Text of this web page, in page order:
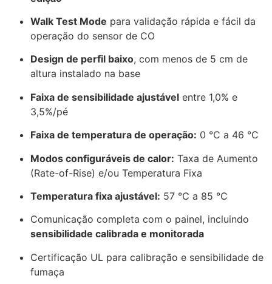
Walk Test Mode para validação rápida e fácil da
operação do sensor de CO
Design de perfil baixo, com menos de 5 cm de
altura instalado na base
Faixa de sensibilidade ajustável entre 1,0% e
3,5%/pé
Faixa de temperatura de operação: 0 °C a 46 °C
Modos configuráveis de calor: Taxa de Aumento
(Rate-of-Rise) e/ou Temperatura Fixa
Temperatura fixa ajustável: 57 °C a 85 °C
Comunicação completa com o painel, incluindo
sensibilidade calibrada e monitorada
Certificação UL para calibração e sensibilidade de
fumaça